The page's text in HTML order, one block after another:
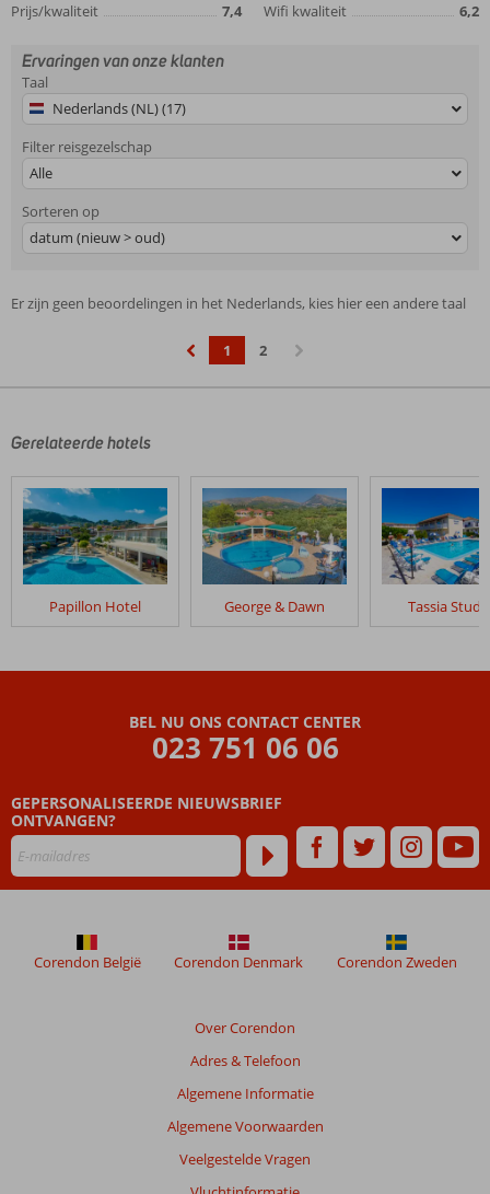
Prijs/kwaliteit
7,4
Wifi kwaliteit
6,2
Ervaringen van onze klanten
Taal
Nederlands (NL) (17)
Filter reisgezelschap
Alle
Sorteren op
datum (nieuw > oud)
Er zijn geen beoordelingen in het Nederlands, kies hier een andere taal
1
2
Gerelateerde hotels
Papillon Hotel George & Dawn Tassia
BEL NU ONS CONTACT CENTER
023 751 06 06
GEPERSONALISEERDE NIEUWSBRIEF
ONTVANGEN?
Over Corendon
Adres & Telefoon
Algemene Informatie
Algemene Voorwaarden
Veelgestelde Vragen
Corendon België Corendon Denmark Corendon Zweden